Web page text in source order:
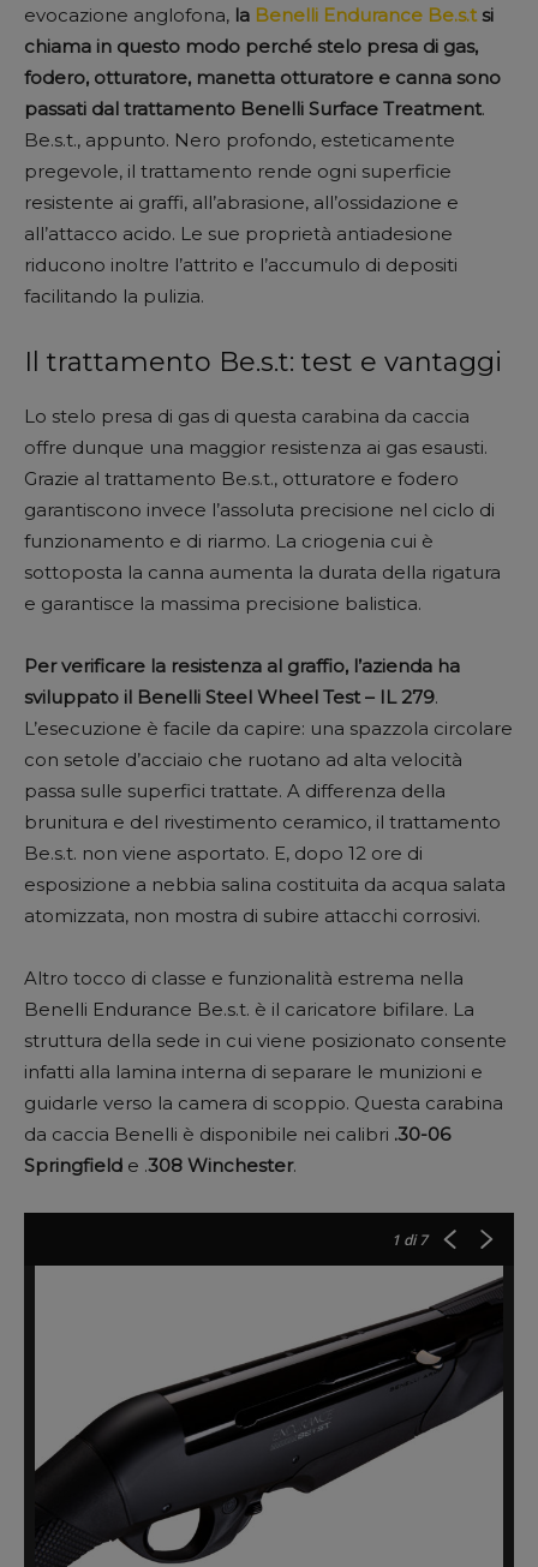
evocazione anglofona, la Benelli Endurance Be.s.tsi
chiama in questo modo perché stelo presa di gas,
fodero, otturatore, manetta otturatore e canna sono
passati dal trattamento Benelli Surface Treatment.
Be.s.t., appunto. Nero profondo, esteticamente
pregevole, il trattamento rende ogni superficie
resistente ai graffi, all’abrasione, all’ossidazione e
all’attacco acido. Le sue proprietà antiadesione
riducono inoltre l’attrito e l’accumulo di depositi
facilitando la pulizia.
Il trattamento Be.s.t: test e vantaggi
Lo stelo presa di gas di questa carabina da caccia
offre dunque una maggior resistenza ai gas esausti.
Grazie al trattamento Be.s.t., otturatore e fodero
garantiscono invece l’assoluta precisione nel ciclo di
funzionamento e di riarmo. La criogenia cui è
sottoposta la canna aumenta la durata della rigatura
e garantisce la massima precisione balistica.
Per verificare la resistenza al graffio, l’azienda ha
sviluppato il Benelli Steel Wheel Test – IL 279.
L’esecuzione è facile da capire: una spazzola circolare
con setole d’acciaio che ruotano ad alta velocità
passa sulle superfici trattate. A differenza della
brunitura e del rivestimento ceramico, il trattamento
Be.s.t. non viene asportato. E, dopo 12 ore di
esposizione a nebbia salina costituita da acqua salata
atomizzata, non mostra di subire attacchi corrosivi.
Altro tocco di classe e funzionalità estrema nella
Benelli Endurance Be.s.t. è il caricatore bifilare. La
struttura della sede in cui viene posizionato consente
infatti alla lamina interna di separare le munizioni e
guidarle verso la camera di scoppio. Questa carabina
da caccia Benelli è disponibile nei calibri .30-06
Springfield e .308 Winchester.
1 di 7